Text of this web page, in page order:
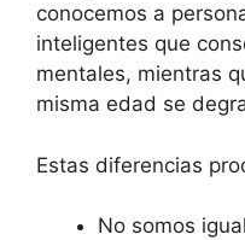
conocemos a
inteligentes que
mentales, mientras
misma edad se
Estas diferencias
No somos